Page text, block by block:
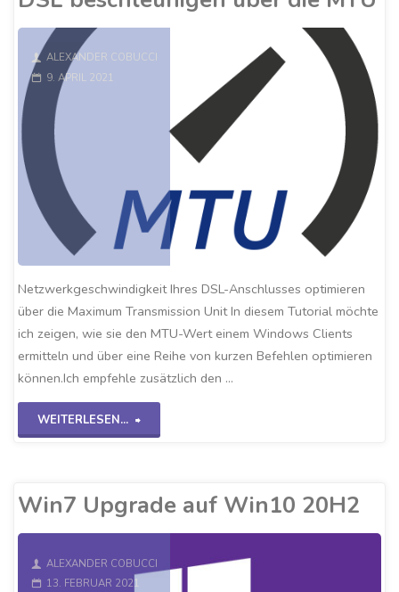
ALEXANDER COBUCCI
9. APRIL 2021
Netzwerkgeschwindigkeit Ihres DSL-Anschlusses optimieren
über die Maximum Transmission Unit In diesem Tutorial möchte
ich zeigen, wie sie den MTU-Wert einem Windows Clients
ermitteln und über eine Reihe von kurzen Befehlen optimieren
können.Ich empfehle zusätzlich den …
WEITERLESEN...
"DSL
MTU"
Win7 Upgrade auf Win10 20H2
ALEXANDER COBUCCI
13. FEBRUAR 2021